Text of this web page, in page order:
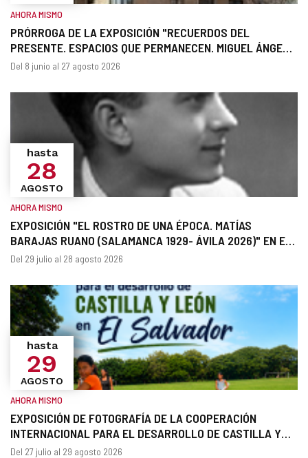
PRÓRROGA DE LA EXPOSICIÓN "RECUERDOS DEL
PRESENTE. ESPACIOS QUE PERMANECEN. MIGUEL ÁNGEL
MEDRANO RIVILLA, ARQUITECTO" EN EL ARCHIVO
¿Cuándo?
AHORA MISMO
Fechas
Del 8 junio al 27 agosto 2026
EXPOSICIÓN "EL ROSTRO DE UNA ÉPOCA. MATÍAS
BARAJAS RUANO (SALAMANCA 1929- ÁVILA 2026)" EN EL
ARCHIVO HISTÓRICO PROVINCIAL DE ÁVILA
hasta
28
AGOSTO
¿Cuándo?
AHORA MISMO
Fechas
Del 29 julio al 28 agosto 2026
EXPOSICIÓN DE FOTOGRAFÍA DE LA COOPERACIÓN
INTERNACIONAL PARA EL DESARROLLO DE CASTILLA Y
LEÓN EN EL SALVADOR
hasta
29
AGOSTO
¿Cuándo?
AHORA MISMO
Fechas
Del 27 julio al 29 agosto 2026